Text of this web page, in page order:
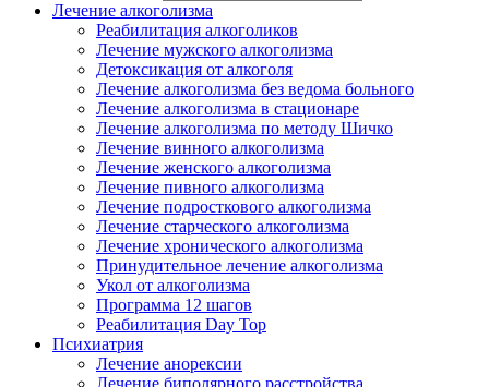
Лечение алкоголизма
Реабилитация алкоголиков
Лечение мужского алкоголизма
Детоксикация от алкоголя
Лечение алкоголизма без ведома больного
Лечение алкоголизма в стационаре
Лечение алкоголизма по методу Шичко
Лечение винного алкоголизма
Лечение женского алкоголизма
Лечение пивного алкоголизма
Лечение подросткового алкоголизма
Лечение старческого алкоголизма
Лечение хронического алкоголизма
Принудительное лечение алкоголизма
Укол от алкоголизма
Программа 12 шагов
Реабилитация Day Top
Психиатрия
Лечение анорексии
Лечение биполярного расстройства